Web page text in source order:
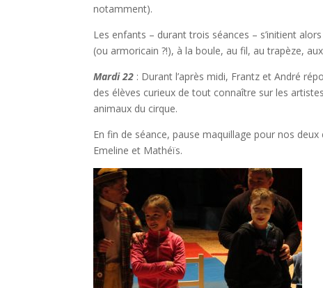
notamment).
Les enfants – durant trois séances – s’initient
(ou armoricain ?!), à la boule, au fil, au trapèze,
Mardi 22 : Durant l’après midi, Frantz et André
des élèves curieux de tout connaître sur les
animaux du cirque.
En fin de séance, pause maquillage pour nos
Emeline et Mathéïs.